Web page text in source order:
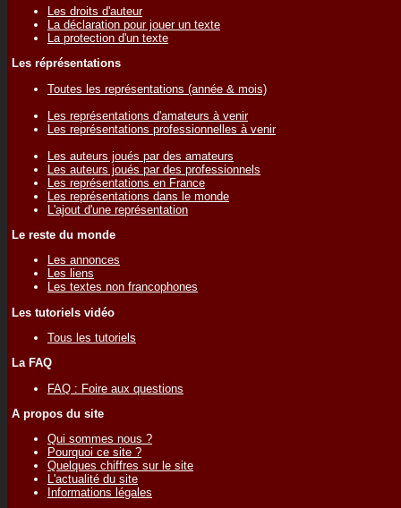
Les droits d'auteur
La déclaration pour jouer un texte
La protection d'un texte
Les réprésentations
Toutes les représentations (année & mois)
Les représentations d'amateurs à venir
Les représentations professionnelles à venir
Les auteurs joués par des amateurs
Les auteurs joués par des professionnels
Les représentations en France
Les représentations dans le monde
L'ajout d'une représentation
Le reste du monde
Les annonces
Les liens
Les textes non francophones
Les tutoriels vidéo
Tous les tutoriels
La FAQ
FAQ : Foire aux questions
A propos du site
Qui sommes nous ?
Pourquoi ce site ?
Quelques chiffres sur le site
L'actualité du site
Informations légales